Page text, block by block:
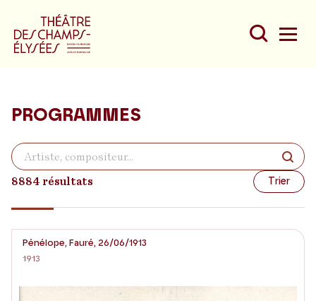
Du
Au
PROGRAMMES
8884 résultats Trier
Pénélope, Fauré, 26/06/1913
1913